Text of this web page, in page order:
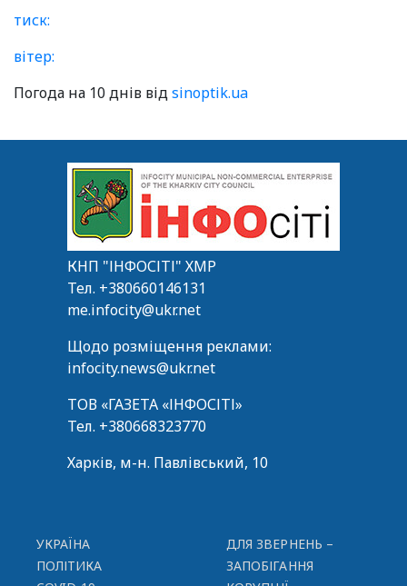
тиск:
вітер:
Погода на 10 днів відsinoptik.ua
КНП "ІНФОСІТІ" ХМР
Тел. +380660146131
me.infocity@ukr.net
Щодо розміщення реклами:
infocity.news@ukr.net
ТОВ «ГАЗЕТА «ІНФОСІТІ»
Тел. +380668323770
Харків, м-н. Павлівський, 10
УКРАЇНА
ПОЛІТИКА
ДЛЯ ЗВЕРНЕНЬ –
ЗАПОБІГАННЯ